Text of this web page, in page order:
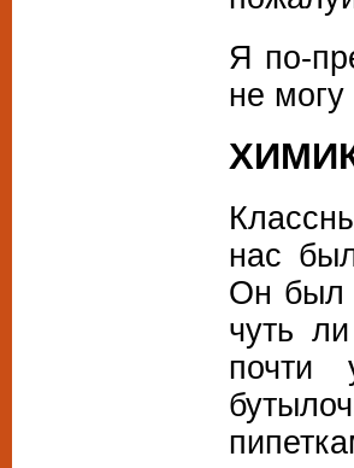
Я по-
не могу
нас
Он был
чуть
почти